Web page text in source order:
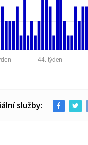
44. týden
služby: